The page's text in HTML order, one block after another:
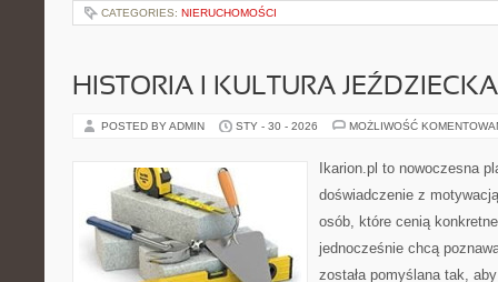
CATEGORIES: NIERUCHOMOŚCI
HISTORIA I KULTURA JEŹDZIECKA
POSTED BY ADMIN STY - 30 - 2026 MOŻLIWOŚĆ
Ikarion.pl to nowoczesna
doświadczenie z
osób, które cenią
jednocześnie chcą
została pomyślana tak,